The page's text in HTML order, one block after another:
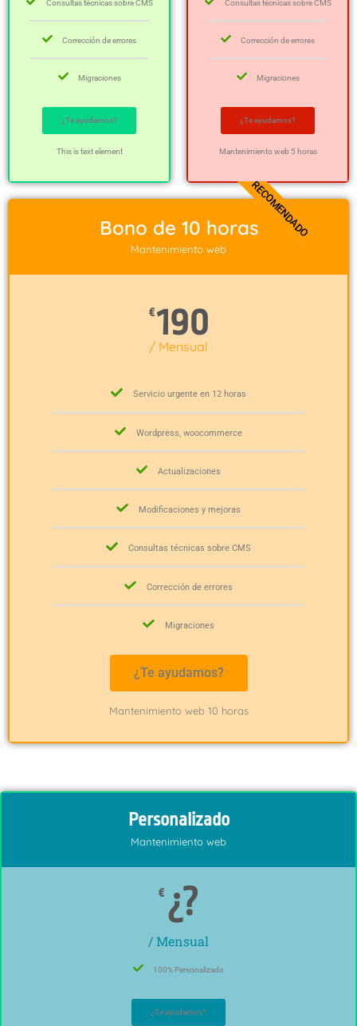
Consultas técnicas sobre CMS
Corrección de errores
Migraciones
¿Te ayudamos?
This is text element
Consultas técnicas sobre CMS
Corrección de errores
Migraciones
¿Te ayudamos?
Mantenimiento web 5 horas
RECOMENDADO
Bono de 10 horas
Mantenimiento web
€ 190
/ Mensual
Servicio urgente en 12 horas
Wordpress, woocommerce
Actualizaciones
Modificaciones y mejoras
Consultas técnicas sobre CMS
Corrección de errores
Migraciones
¿Te ayudamos?
Mantenimiento web 10 horas
Personalizado
Mantenimiento web
€ ¿?
/ Mensual
100% Personalizado
¿Te ayudamos?